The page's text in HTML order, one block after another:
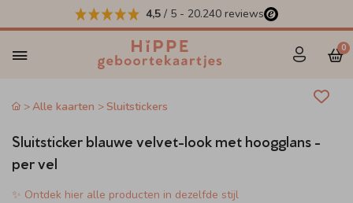
4,5 / 5 - 20.240 reviews
0
Alle kaarten Sluitstickers
Sluitsticker blauwe velvet-look met hoogglans -
per vel
✨ Ontdek hier alle producten in dezelfde stijl